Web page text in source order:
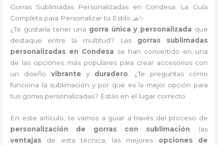
Gorras Sublimadas Personalizadas en Condesa: La Guía
Completa para Personalizar tu Estilo 🧢✨
¿Te gustaría tener una gorra única y personalizada que
destaque entre la multitud? Las gorras sublimadas
personalizadas en Condesa se han convertido en una
de las opciones más populares para crear accesorios con
un diseñovibrante y duradero. ¿Te preguntas cómo
funciona la sublimación y por qué es la mejor opción para
tus gorras personalizadas? Estás en el lugar correcto.
En este artículo, te vamos a guiar a través del proceso de
personalización de gorras con sublimación , las
ventajas de esta técnica, las mejores opciones de